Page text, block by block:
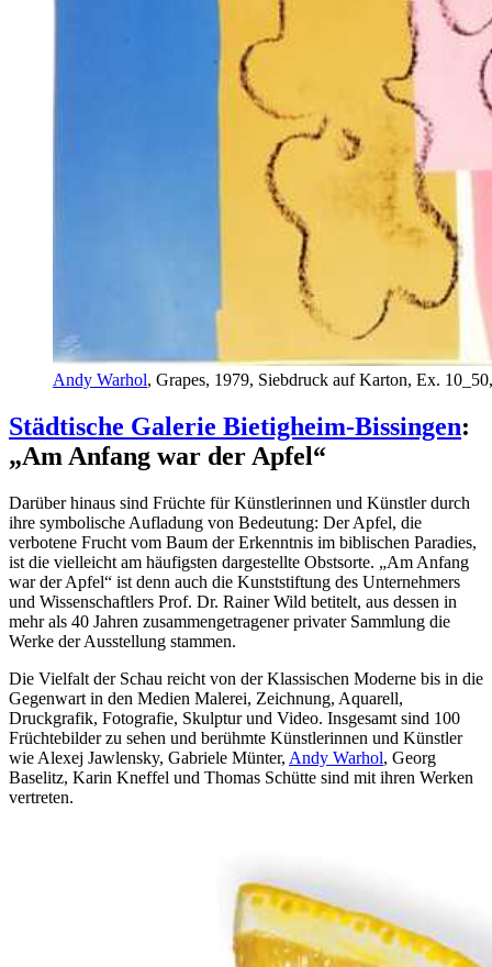
Andy Warhol, Grapes, 1979, Siebdruck auf Karton, Ex.
Städtische Galerie Bietigheim-Bissingen:
„Am Anfang war der Apfel“
Darüber hinaus sind Früchte für Künstlerinnen und Künstler durch
ihre symbolische Aufladung von Bedeutung: Der Apfel, die
verbotene Frucht vom Baum der Erkenntnis im biblischen Paradies,
ist die vielleicht am häufigsten dargestellte Obstsorte. „Am Anfang
war der Apfel“ ist denn auch die Kunststiftung des Unternehmers
und Wissenschaftlers Prof. Dr. Rainer Wild betitelt, aus dessen in
mehr als 40 Jahren zusammengetragener privater Sammlung die
Werke der Ausstellung stammen.
Die Vielfalt der Schau reicht von der Klassischen Moderne bis in die
Gegenwart in den Medien Malerei, Zeichnung, Aquarell,
Druckgrafik, Fotografie, Skulptur und Video. Insgesamt sind 100
Früchtebilder zu sehen und berühmte Künstlerinnen und Künstler
wie Alexej Jawlensky, Gabriele Münter, Andy Warhol, Georg
Baselitz, Karin Kneffel und Thomas Schütte sind mit ihren Werken
vertreten.